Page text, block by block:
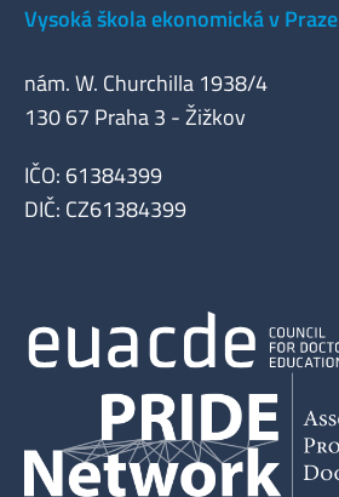
Vysoká škola ekonomická v Praze
nám. W. Churchilla 1938/4
130 67 Praha 3 - Žižkov
IČO: 61384399
DIČ: CZ61384399